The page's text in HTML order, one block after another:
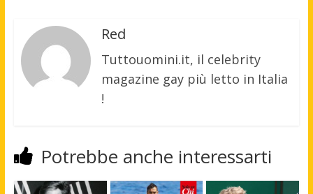
Red
Tuttouomini.it, il celebrity
magazine gay più letto in Italia
!
Potrebbe anche interessarti